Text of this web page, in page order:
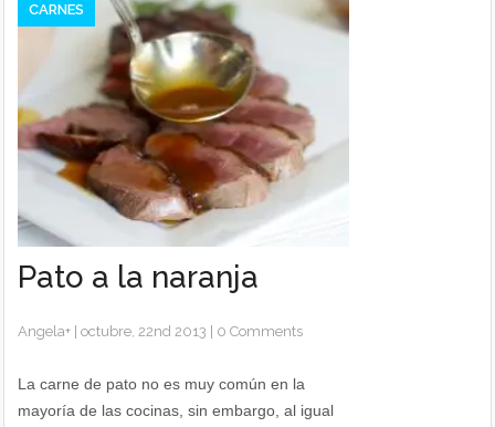
CARNES
Pato a la naranja
Angela+ |octubre, 22nd 2013 0 Comments
La carne de pato no es muy común en la
mayoría de las cocinas, sin embargo, al igual